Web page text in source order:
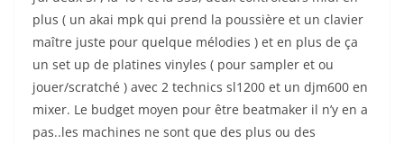
plus ( un akai mpk qui prend la poussière et un clavier
maître juste pour quelque mélodies ) et en plus de ça
un set up de platines vinyles ( pour sampler et ou
jouer/scratché ) avec 2 technics sl1200 et un djm600 en
mixer. Le budget moyen pour être beatmaker il n’y en a
pas..les machines ne sont que des plus ou des